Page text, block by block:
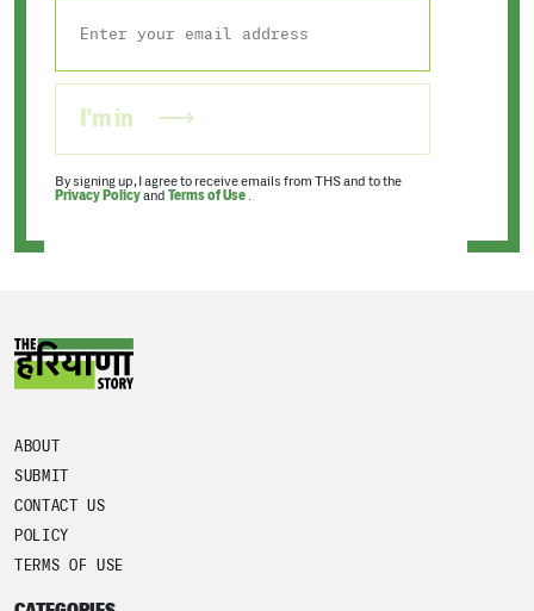
I'm in
By signing up, I agree to receive emails from THS and to the
Privacy Policyand Terms of Use .
ABOUT
SUBMIT
CONTACT US
POLICY
TERMS OF USE